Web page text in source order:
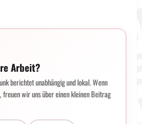
Arbeit?
berichtet unabhängig und lokal. Wenn
wir uns über einen kleinen Beitrag